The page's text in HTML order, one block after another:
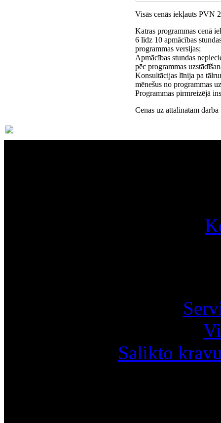
Visās cenās iekļauts PVN
Katras programmas cenā
6 līdz 10 apmācības
programmas versijas;
Apmācības stundas
pēc programmas
Konsultācijas līnija pa
mēnešus no programmas
Programmas pirmreizējā
Cenas uz attālinātām
Salikto